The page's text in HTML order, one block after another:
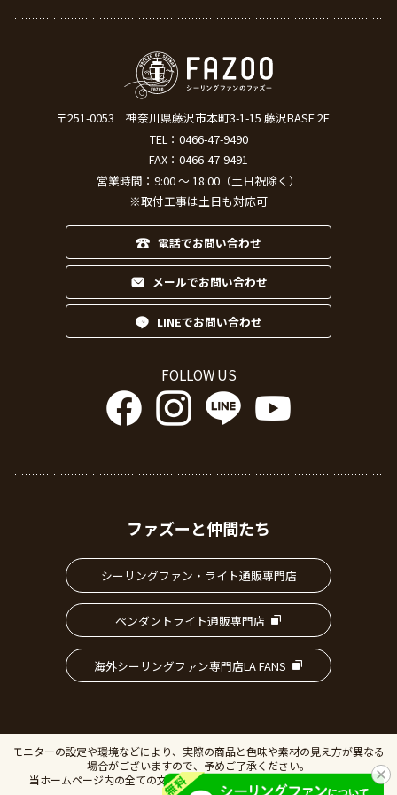
〒251-0053
神奈川県藤沢市本町3-1-15 藤沢BASE 2F
TEL： 0466-47-9490
FAX：0466-47-9491
営業時間：9:00 ～ 18:00（土日祝除く）
※取付工事は土日も対応可
電話でお問い合わせ
メールでお問い合わせ
LINEでお問い合わせ
FOLLOW US
ファズーと仲間たち
シーリングファン・ライト通販専門店
ペンダントライト通販専門店
海外シーリングファン専門店LA FANS
モニターの設定や環境などにより、実際の商品と色味や素材の見え方が異なる
場合がございますので、予めご了承ください。
当ホームページ内の全ての文書、画像の無断転載・複製を禁止します。